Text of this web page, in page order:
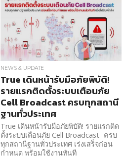
NEWS & UPDATE
True เดินหน้ารับมือภัยพิบัติ!
รายแรกติดตั้งระบบเตือนภัย
Cell Broadcast ครบทุกสถานี
ฐานทั่วประเทศ
True เดินหน้ารับมือภัยพิบัติ! รายแรกติด
ตั้งระบบเตือนภัย Cell Broadcast ครบ
ทุกสถานีฐานทั่วประเทศ เร่งเสร็จก่อน
กำหนด พร้อมใช้งานทันที